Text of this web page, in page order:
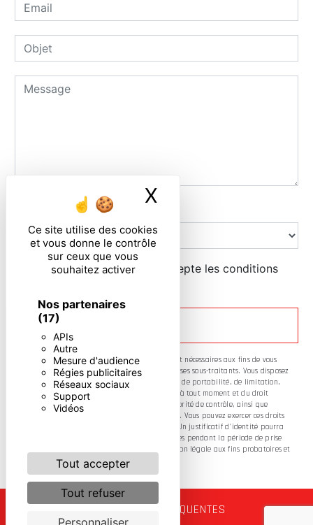
Ce site utilise des cookies
et vous donne le contrôle
sur ceux que vous
souhaitez activer
Nos partenaires
(17)
APIs
Autre
Mesure d'audience
Régies publicitaires
Réseaux sociaux
Support
Vidéos
Tout accepter
Tout refuser
Personnaliser
X
Combien font quatre plus un
En cochant cette case, j'accepte les conditions
** Les données personnelles communiquées sont nécessaires aux fins de vous
contacter. Elles sont destinées à l'entreprise et ses sous-traitants. Vous disposez
de droits d’accès, de rectification, d’effacement, de portabilité, de limitation,
d’opposition, de retrait de votre consentement à tout moment et du droit
d’introduire une réclamation auprès d’une autorité de contrôle, ainsi que
d’organiser le sort de vos données post-mortem. Vous pouvez exercer ces droits
par voie postale ou par courrier électronique. Un justificatif d'identité pourra
vous être demandé. Nous conservons vos données pendant la période de prise
de contact puis pendant la durée de prescription légale aux fins probatoires et
de gestion des contentieux.
RECHERCHES FRÉQUENTES